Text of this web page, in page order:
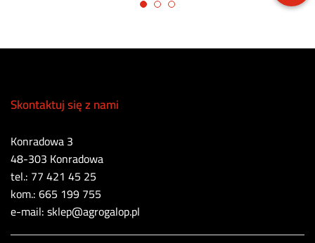
Skontaktuj się z nami
Konradowa 3
48-303 Konradowa
tel.: 77 421 45 25
kom.: 665 199 755
e-mail: sklep@agrogalop.pl